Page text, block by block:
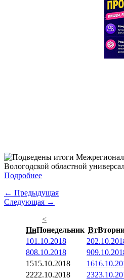
Вологодской областной
Подробнее
← Предыдущая
Следующая →
<
ПнПонедельник Вт
101.10.2018 2
808.10.2018 9
1515.10.2018 16
2222.10.2018 23